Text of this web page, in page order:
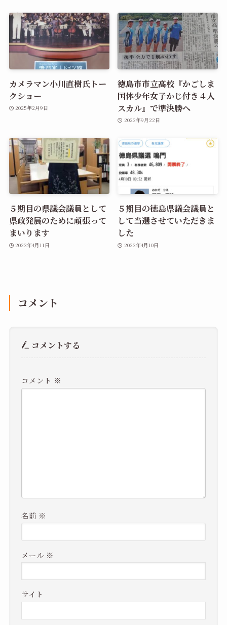
カメラマン小川直樹氏トー
クショー
2025年2月9日
徳島市市立高校『かごしま
国体少年女子かじ付き４人
スカル』で準決勝へ
2023年9月22日
５期目の県議会議員として
県政発展のために頑張って
まいります
2023年4月11日
５期目の徳島県議会議員と
して当選させていただきま
した
2023年4月10日
コメント
コメントする
コメント ※
名前 ※
メール ※
サイト